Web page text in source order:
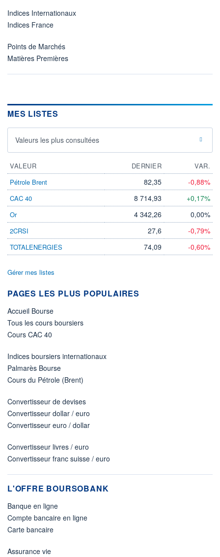
Indices Internationaux
Indices France
Points de Marchés
Matières Premières
MES LISTES
Valeurs les plus consultées
VALEUR DERNIER
VAR.
Pétrole Brent
82,35 -0,88%
CAC 40 8 714,93 +0,17%
Or 4 342,26 0,00%
2CRSI 27,6 -0,79%
TOTALENERGIES 74,09 -0,60%
Gérer mes listes
PAGES LES PLUS POPULAIRES
Accueil Bourse
Tous les cours boursiers
Cours CAC 40
Indices boursiers internationaux
Palmarès Bourse
Cours du Pétrole (Brent)
Convertisseur de devises
Convertisseur dollar / euro
Convertisseur euro / dollar
Convertisseur livres / euro
Convertisseur franc suisse / euro
L'OFFRE BOURSOBANK
Banque en ligne
Compte bancaire en ligne
Carte bancaire
Assurance vie